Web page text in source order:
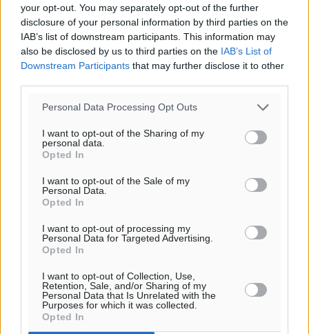
your opt-out. You may separately opt-out of the further
disclosure of your personal information by third parties on the
IAB’s list of downstream participants. This information may
also be disclosed by us to third parties on the IAB’s List of
Downstream Participants that may further disclose it to other
Personal Data Processing Opt Outs
I want to opt-out of the Sharing of my
personal data.
Opted In
I want to opt-out of the Sale of my
Personal Data.
Opted In
I want to opt-out of processing my
Personal Data for Targeted Advertising.
Opted In
I want to opt-out of Collection, Use,
Retention, Sale, and/or Sharing of my
Personal Data that Is Unrelated with the
Purposes for which it was collected.
Opted In
28°
ΠΕ